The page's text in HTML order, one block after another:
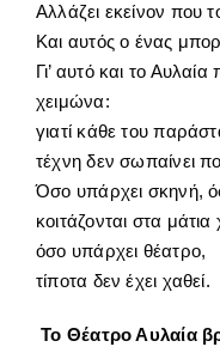
Αλλάζει εκείνον που
Και αυτός ο ένας
Γι’ αυτό και το
χειμώνα:
γιατί κάθε του
τέχνη δεν σωπαίνει
Όσο υπάρχει σκηνή,
κοιτάζονται στα
όσο υπάρχει θέατρο,
τίποτα δεν έχει χαθεί.
Το Θέατρο Αυλαία